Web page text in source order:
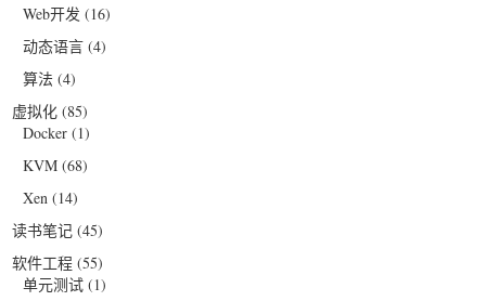
Web开发 (16)
动态语言 (4)
算法 (4)
虚拟化 (85)
Docker (1)
KVM (68)
Xen (14)
读书笔记 (45)
软件工程 (55)
单元测试 (1)